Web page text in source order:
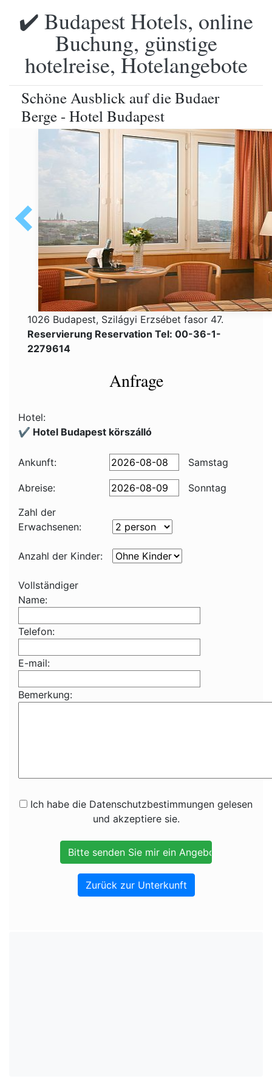
✔️ Budapest Hotels, online
Buchung, günstige
hotelreise, Hotelangebote
Schöne Ausblick auf die Budaer
Berge - Hotel Budapest
1026 Budapest, Szilágyi Erzsébet fasor 47.
Reservierung Reservation Tel: 00-36-1-
2279614
Anfrage
Hotel:
✔️ Hotel Budapest körszálló
Ankunft: Samstag
Abreise:
Sonntag
Zahl der
Erwachsenen:
Anzahl der Kinder:
Vollständiger
Name:
Telefon:
E-mail:
Bemerkung:
Ich habe die Datenschutzbestimmungen gelesen
und akzeptiere sie.
Zurück zur Unterkunft